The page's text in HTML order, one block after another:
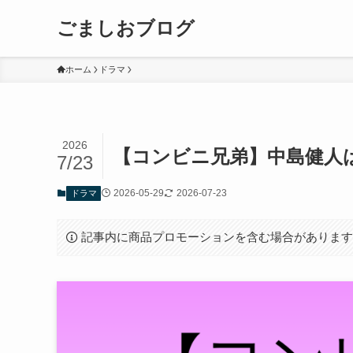
ごましおブログ
ホーム ドラマ
【コンビニ兄弟】中島健
2026
7/23
ドラマ 2026-05-29 2026-07-23
記事内に商品プロモーションを含む場合がありま